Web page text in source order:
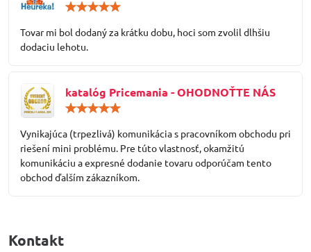
5
Tovar mi bol dodaný za krátku dobu, hoci som zvolil dlhšiu
dodaciu lehotu.
katalóg Pricemania - OHODNOŤTE NÁS
5
Vynikajúca (trpezlivá) komunikácia s pracovníkom obchodu pri
riešení mini problému. Pre túto vlastnosť, okamžitú
komunikáciu a expresné dodanie tovaru odporúčam tento
obchod ďalším zákazníkom.
Kontakt